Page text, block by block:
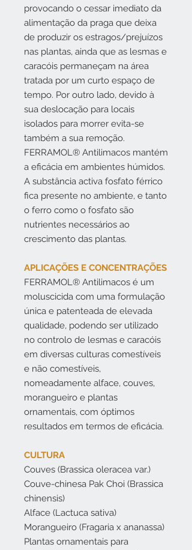
provocando o cessar imediato da
alimentação da praga que deixa
de produzir os estragos/prejuízos
nas plantas, ainda que as lesmas e
caracóis permaneçam na área
tratada por um curto espaço de
tempo. Por outro lado, devido à
sua deslocação para locais
isolados para morrer evita-se
também a sua remoção.
FERRAMOL® Antilimacos mantém
a eficácia em ambientes húmidos.
A substância activa fosfato férrico
fica presente no ambiente, e tanto
o ferro como o fosfato são
nutrientes necessários ao
crescimento das plantas.
APLICAÇÕES E CONCENTRAÇÕES
FERRAMOL® Antilimacos é um
moluscicida com uma formulação
única e patenteada de elevada
qualidade, podendo ser utilizado
no controlo de lesmas e caracóis
em diversas culturas comestíveis
e não comestíveis,
nomeadamente alface, couves,
morangueiro e plantas
ornamentais, com óptimos
resultados em termos de eficácia.
CULTURA
Couves (Brassica oleracea var.)
Couve-chinesa Pak Choi (Brassica
chinensis)
Alface (Lactuca sativa)
Morangueiro (Fragaria x ananassa)
Plantas ornamentais para